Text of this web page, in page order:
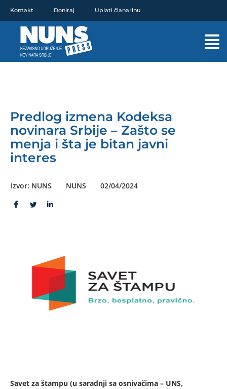
sadržaj
Kontakt Doniraj Uplati članarinu
Predlog izmena Kodeksa
novinara Srbije – Zašto se
menja i šta je bitan javni
interes
Izvor: NUNS NUNS 02/04/2024
Savet za štampu (u saradnji sa osnivačima – UNS,